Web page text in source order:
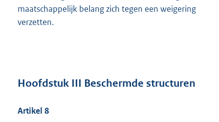
maatschappelijk belang zich tegen een weigering
verzetten.
Hoofdstuk III Beschermde structuren
Artikel 8